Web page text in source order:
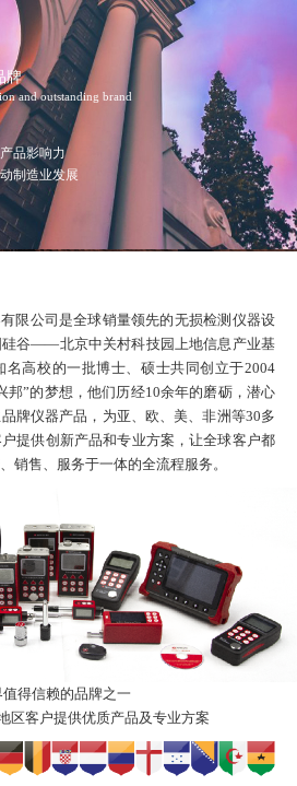
牌
and outstanding brand
品影响力
制造业发展
限公司是全球销量领先的无损检测仪器设
硅谷——北京中关村科技园上地信息产业基
高校的一批博士、硕士共同创立于2004
邦”的梦想，他们历经10余年的磨砺，潜心
牌仪器产品，为亚、欧、美、非洲等30多
提供创新产品和专业方案，让全球客户都
销售、服务于一体的全流程服务。
值得信赖的品牌之一
区客户提供优质产品及专业方案